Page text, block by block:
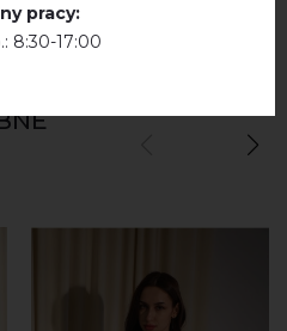
pracy:
8:30-17:00